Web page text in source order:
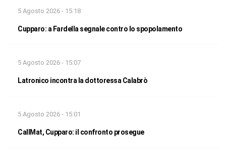
5 Agosto 2026 - 15:18
Cupparo: a Fardella segnale contro lo spopolamento
5 Agosto 2026 - 15:07
Latronico incontra la dottoressa Calabrò
5 Agosto 2026 - 15:01
CallMat, Cupparo: il confronto prosegue